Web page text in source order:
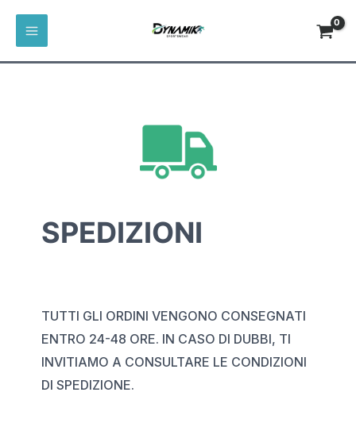
VAI MAIN
MENU
CONTATTI
SPEDIZIONI
TUTTI GLI ORDINI VENGONO CONSEGNATI
ENTRO 24-48 ORE. IN CASO DI DUBBI, TI
INVITIAMO A CONSULTARE LE CONDIZIONI
DI SPEDIZIONE.